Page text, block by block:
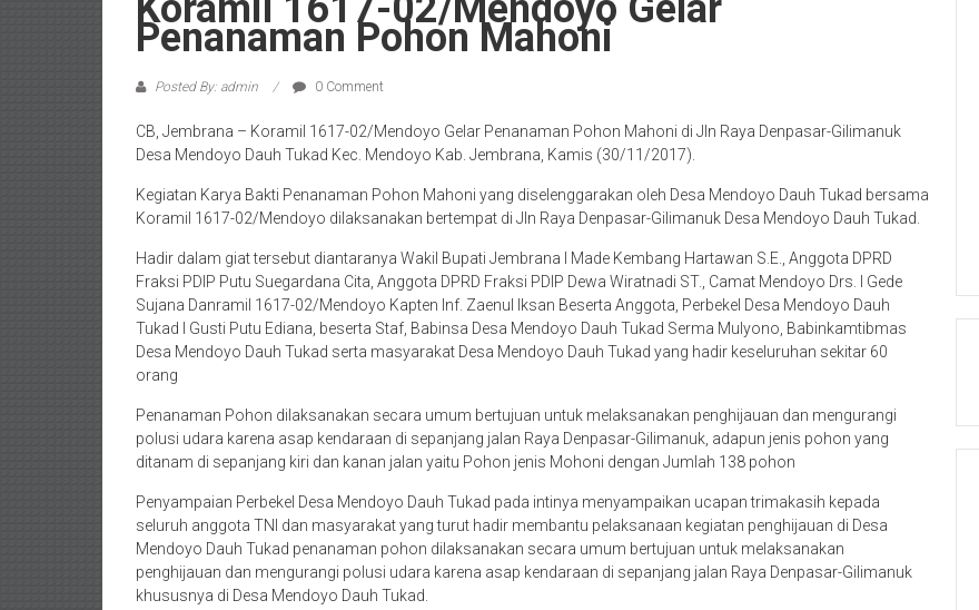
Penanaman Pohon Mahoni
Posted By: admin 0 Comment
CB, Jembrana – Koramil 1617-02/Mendoyo Gelar Penanaman Pohon Mahoni di Jln Raya Denpasar-Gilimanuk
Desa Mendoyo Dauh Tukad Kec. Mendoyo Kab. Jembrana, Kamis (30/11/2017).
Kegiatan Karya Bakti Penanaman Pohon Mahoni yang diselenggarakan oleh Desa Mendoyo Dauh Tukad bersama
Koramil 1617-02/Mendoyo dilaksanakan bertempat di Jln Raya Denpasar-Gilimanuk Desa Mendoyo Dauh Tukad.
Hadir dalam giat tersebut diantaranya Wakil Bupati Jembrana I Made Kembang Hartawan S.E., Anggota DPRD
Fraksi PDIP Putu Suegardana Cita, Anggota DPRD Fraksi PDIP Dewa Wiratnadi ST., Camat Mendoyo Drs. I Gede
Sujana Danramil 1617-02/Mendoyo Kapten Inf. Zaenul Iksan Beserta Anggota, Perbekel Desa Mendoyo Dauh
Tukad I Gusti Putu Ediana, beserta Staf, Babinsa Desa Mendoyo Dauh Tukad Serma Mulyono, Babinkamtibmas
Desa Mendoyo Dauh Tukad serta masyarakat Desa Mendoyo Dauh Tukad yang hadir keseluruhan sekitar 60
orang
Penanaman Pohon dilaksanakan secara umum bertujuan untuk melaksanakan penghijauan dan mengurangi
polusi udara karena asap kendaraan di sepanjang jalan Raya Denpasar-Gilimanuk, adapun jenis pohon yang
ditanam di sepanjang kiri dan kanan jalan yaitu Pohon jenis Mohoni dengan Jumlah 138 pohon
Penyampaian Perbekel Desa Mendoyo Dauh Tukad pada intinya menyampaikan ucapan trimakasih kepada
seluruh anggota TNI dan masyarakat yang turut hadir membantu pelaksanaan kegiatan penghijauan di Desa
Mendoyo Dauh Tukad penanaman pohon dilaksanakan secara umum bertujuan untuk melaksanakan
penghijauan dan mengurangi polusi udara karena asap kendaraan di sepanjang jalan Raya Denpasar-Gilimanuk
khususnya di Desa Mendoyo Dauh Tukad.